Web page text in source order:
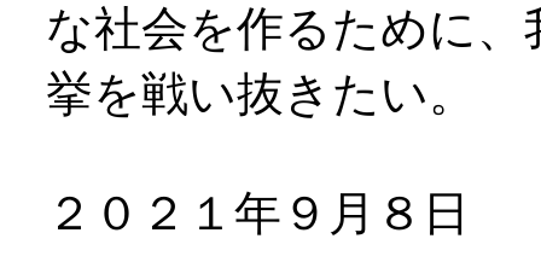
な社会を作るために
挙を戦い抜きたい。
２０２１年９月８日